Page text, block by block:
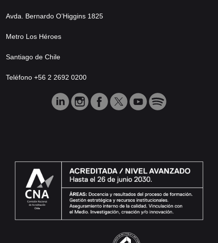
Avda. Bernardo O’Higgins 1825
Metro Los Héroes
Santiago de Chile
Teléfono +56 2 2692 0200